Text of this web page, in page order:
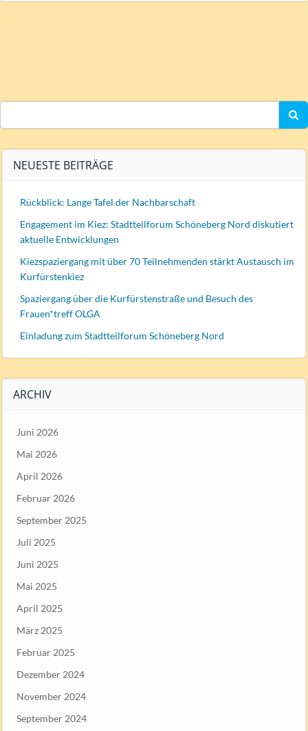
for:
NEUESTE BEITRÄGE
Rückblick: Lange Tafel der Nachbarschaft
Engagement im Kiez: Stadtteilforum Schöneberg Nord diskutiert
aktuelle Entwicklungen
Kiezspaziergang mit über 70 Teilnehmenden stärkt Austausch im
Kurfürstenkiez
Spaziergang über die Kurfürstenstraße und Besuch des
Frauen*treff OLGA
Einladung zum Stadtteilforum Schöneberg Nord
ARCHIV
Juni 2026
Mai 2026
April 2026
Februar 2026
September 2025
Juli 2025
Juni 2025
Mai 2025
April 2025
März 2025
Februar 2025
Dezember 2024
November 2024
September 2024